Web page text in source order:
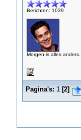
Berichten: 1039
Morgen is alles anders.
Pagina's: 1[2]